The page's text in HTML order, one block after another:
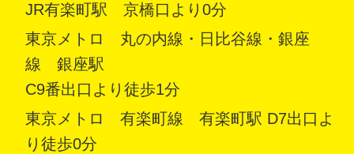
JR有楽町駅 京橋口より0分
東京メトロ 丸の内線・日比谷線・銀座
線 銀座駅
C9番出口より徒歩1分
東京メトロ 有楽町線 有楽町駅 D7出口よ
り徒歩0分